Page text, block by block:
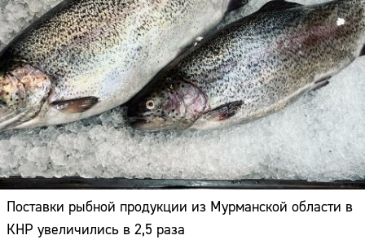
Поставки рыбной продукции из Мурманской области в
КНР увеличились в 2,5 раза